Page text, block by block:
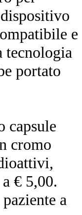
e
tecnologia
portato
capsule
cromo
€ 5,00.
a